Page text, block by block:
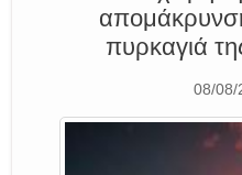
πυρκαγιά
08/08/